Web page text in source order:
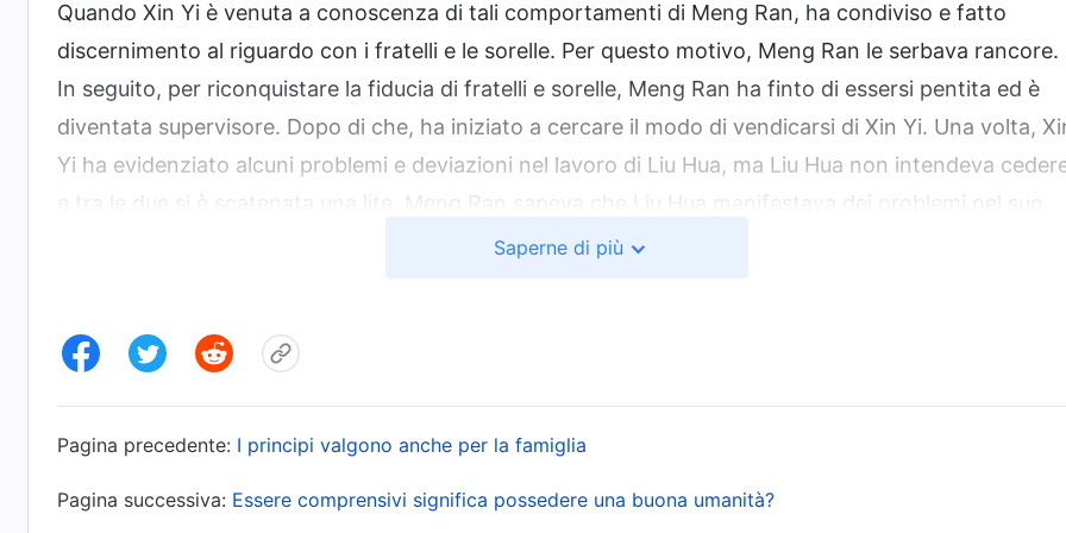
Quando Xin Yi è venuta a conoscenza di tali comportamenti di Meng Ran, ha condiviso e fatto
discernimento al riguardo con i fratelli e le sorelle. Per questo motivo, Meng Ran le serbava rancore.
In seguito, per riconquistare la fiducia di fratelli e sorelle, Meng Ran ha finto di essersi pentita ed è
diventata supervisore. Dopo di che, ha iniziato a cercare il modo di vendicarsi di Xin Yi. Una volta,
Yi ha evidenziato alcuni problemi e deviazioni nel lavoro di Liu Hua, ma Liu Hua non intendeva
e tra le due si è scatenata una lite. Meng Ran sapeva che Liu Hua manifestava dei problemi nel suo
lavoro, ma ha scelto di schierarsi con lei e di isolare e opprimere Xin Yi. Xin Yi si è sentita molto
anticristo servendosi delle parole di Dio. Ha rimproverato duramente Xin Yi per star percorrendo il
base di queste azioni, era chiaro che Meng Ran possedeva un’indole feroce.
Alcuni giorni dopo, Meng Ran ci ha raggiunto a un incontro e ha parlato in difesa di Liu Hua: “Non
Saperne di più
Pagina precedente: I principi valgono anche per la famiglia
Pagina successiva: Essere comprensivi significa possedere una buona umanità?